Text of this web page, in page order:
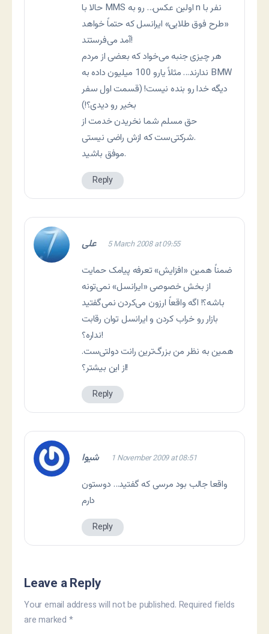
حالا با MMS اولین عکس… رو به n نفر با
«طرح فوق طلایی» ایرانسل که حتماً خواهد
آمد می‌فرستند!
هر چیزی جنبه می‌خواد که بعضی از مردم
ندارند… مثلاً یارو 100 میلیون داده به BMW
دیگه خدا رو بنده نیست! (قسمت اول سفر
بخیر رو دیدی؟!)
حق مسلم شما نخریدن خدمت از
شرکتی‌ست که ازش راضی نیستی.
موفق باشید.
Reply
علی 5 March 2008 at 09:55
ضمناً همین «افزایش» تعرفه پیامک حمایت
از بخش خصوصی «ایرانسل» نمی‌تونه
باشه؟! اگه واقعاً ارزون می‌کردن نمی‌گفتید
بازار رو خراب کردن و ایرانسل توان رقابت
نداره؟!
همین به نظر من بزرگ‌ترین رانت دولتی‌ست.
از این بیشتر؟!
Reply
شیوا 1 November 2009 at 08:51
واقعا جالب بود مرسی که گفتید… دوستون
دارم
Reply
Leave a Reply
Your email address will not be published. Required fields
are marked *